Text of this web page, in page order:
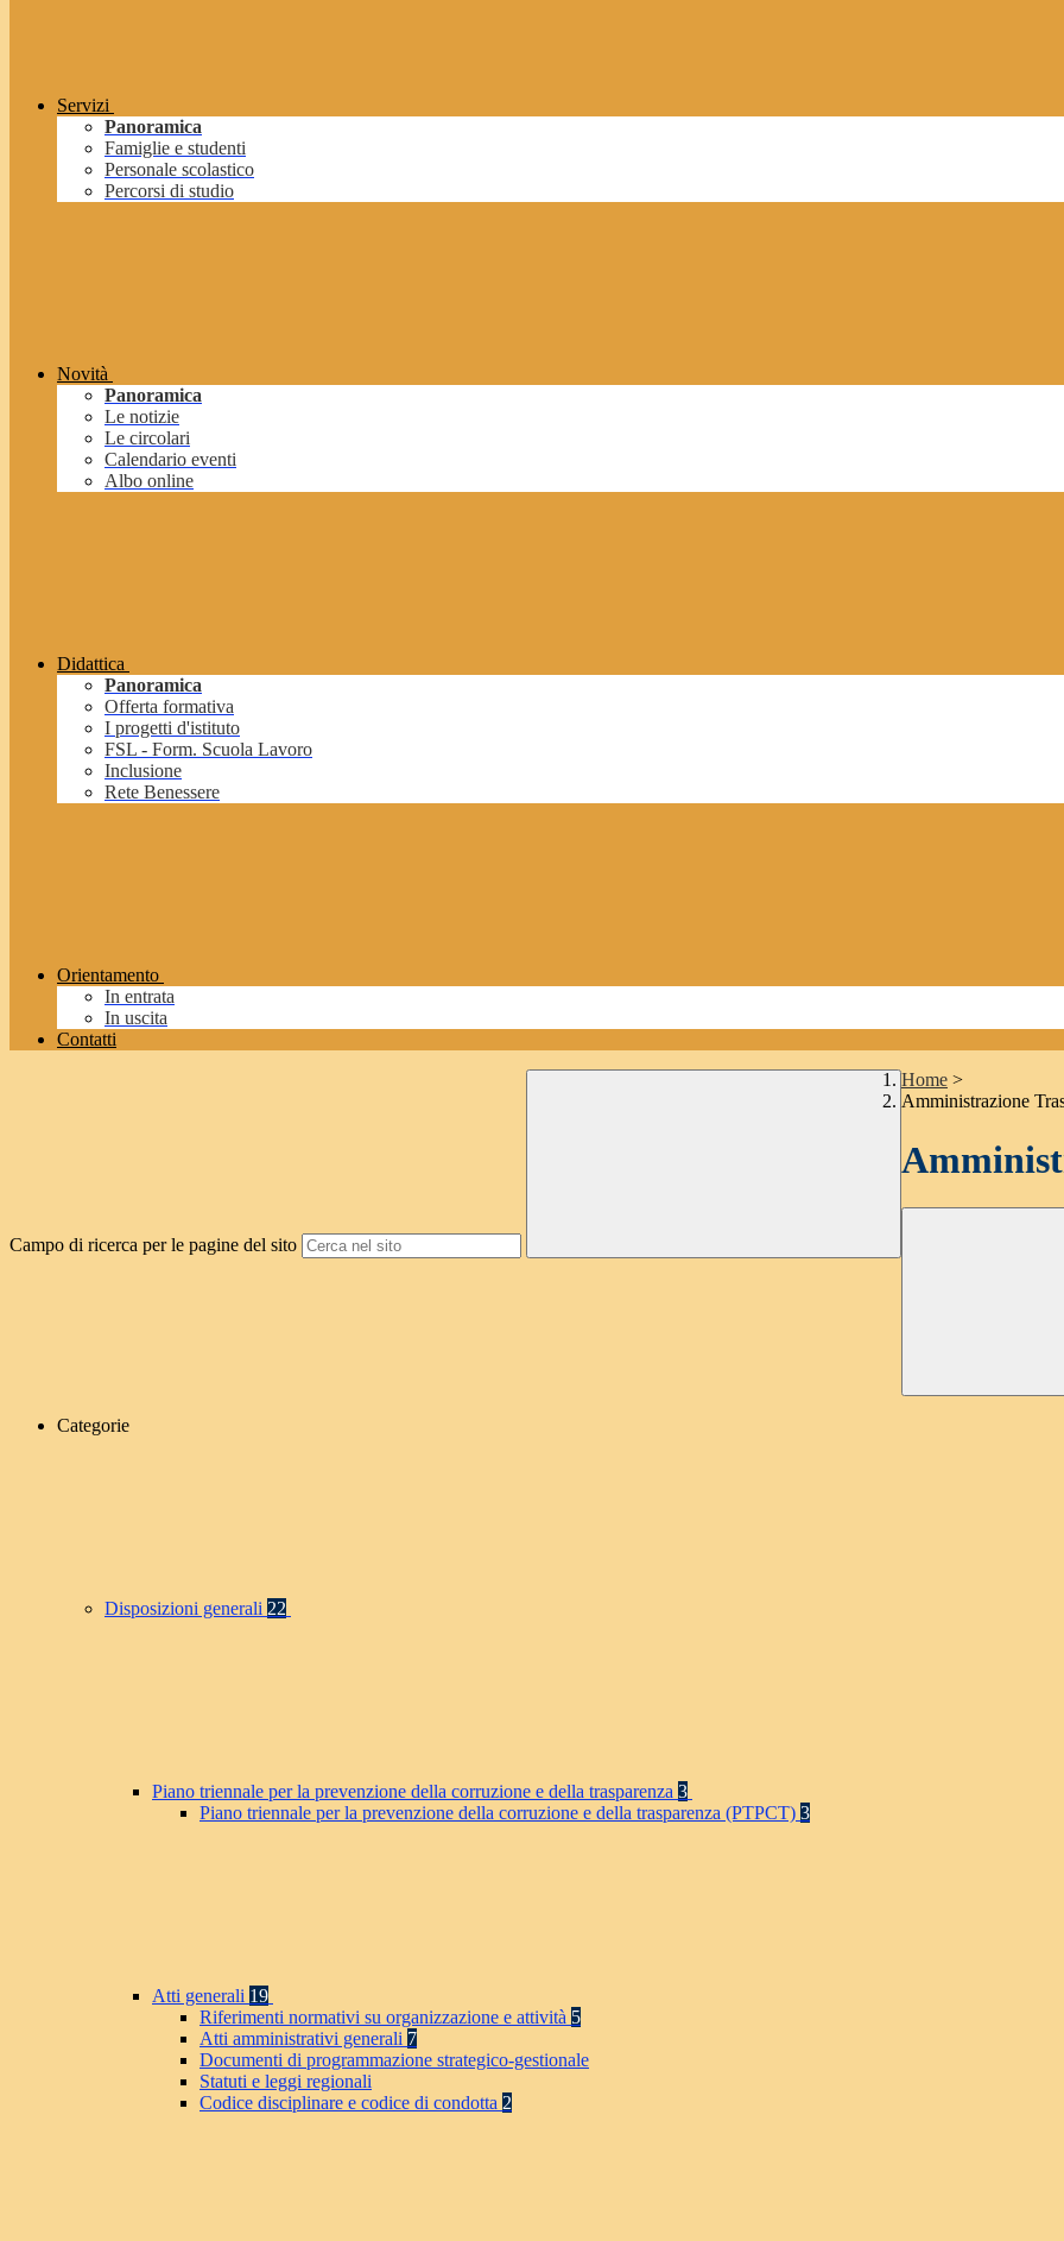
Servizi
Panoramica
Famiglie e studenti
Personale scolastico
Percorsi di studio
Novità
Panoramica
Le notizie
Le circolari
Calendario eventi
Albo online
Didattica
Panoramica
Offerta formativa
I progetti d'istituto
FSL - Form. Scuola Lavoro
Inclusione
Rete Benessere
Orientamento
In entrata
In uscita
Contatti
Campo di ricerca per le pagine del sito
Home >
Amministrazione
Categorie
Disposizioni generali 22
Piano triennale per la prevenzione della corruzione e della trasparenza 3
Piano triennale per la prevenzione della corruzione e della trasparenza (PTPCT) 3
Atti generali 19
Riferimenti normativi su organizzazione e attività 5
Atti amministrativi generali 7
Documenti di programmazione strategico-gestionale
Statuti e leggi regionali
Codice disciplinare e codice di condotta 2